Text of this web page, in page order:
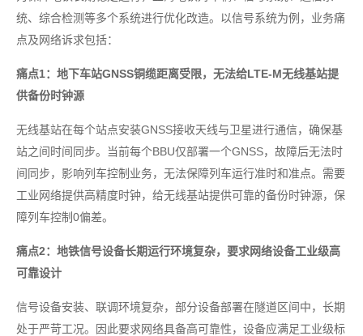
统、综合检测等多个系统进行优化改造。以信号系统为例，业务痛
点及网络诉求包括：
痛点1：地下车站GNSS铜缆距离受限，无法给LTE-M无线基站提
供备份时钟源
无线基站在每个站点安装GNSS接收天线与卫星进行通信，确保基
站之间时间同步。当前每个BBU仅部署一个GNSS，故障后无法时
间同步，影响列车控制业务，无法保障列车运行准时和准点。需要
工业网络提供高精度时钟，给无线基站提供可靠的备份时钟源，保
障列车控制0偏差。
痛点2：地铁信号设备长期运行环境复杂，要求网络设备工业级高
可靠设计
信号设备安装、联调环境复杂，部分设备部署在隧道区间中，长期
处于严苛工况。因此要求网络具备高可靠性，设备应满足工业级标